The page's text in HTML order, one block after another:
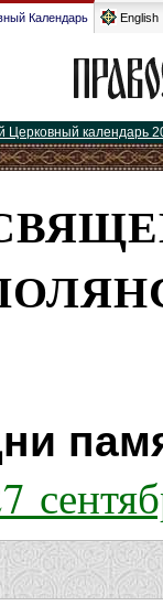
Календарь English
Церковный календарь